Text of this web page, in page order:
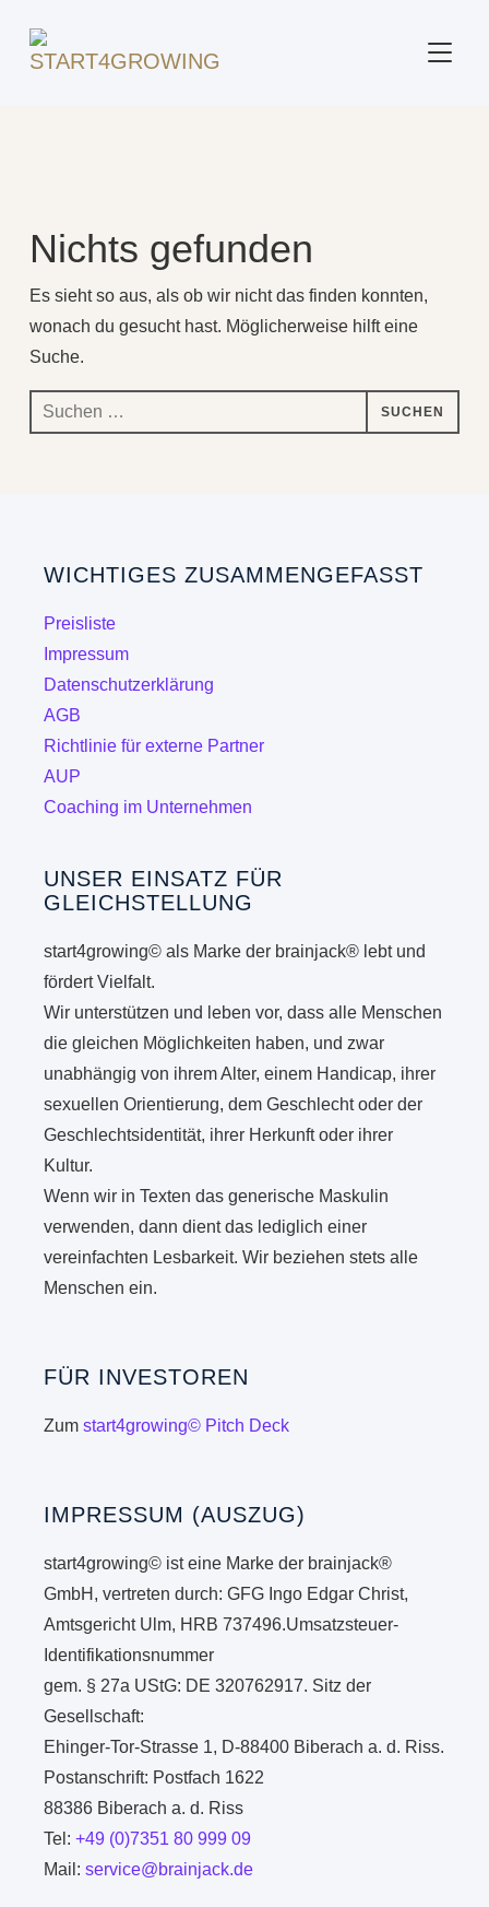
Nichts gefunden
Es sieht so aus, als ob wir nicht das finden konnten,
wonach du gesucht hast. Möglicherweise hilft eine
Suche.
Suchen
nach:
WICHTIGES ZUSAMMENGEFASST
Preisliste
Impressum
Datenschutzerklärung
AGB
Richtlinie für externe Partner
AUP
Coaching im Unternehmen
UNSER EINSATZ FÜR
GLEICHSTELLUNG
start4growing© als Marke der brainjack® lebt und
fördert Vielfalt.
Wir unterstützen und leben vor, dass alle Menschen
die gleichen Möglichkeiten haben, und zwar
unabhängig von ihrem Alter, einem Handicap, ihrer
sexuellen Orientierung, dem Geschlecht oder der
Geschlechtsidentität, ihrer Herkunft oder ihrer
Kultur.
Wenn wir in Texten das generische Maskulin
verwenden, dann dient das lediglich einer
vereinfachten Lesbarkeit. Wir beziehen stets alle
Menschen ein.
FÜR INVESTOREN
Zumstart4growing© Pitch Deck
IMPRESSUM (AUSZUG)
start4growing© ist eine Marke der brainjack®
GmbH, vertreten durch: GFG Ingo Edgar Christ,
Amtsgericht Ulm, HRB 737496.Umsatzsteuer-
Identifikationsnummer
gem. § 27a UStG: DE 320762917. Sitz der
Gesellschaft:
Ehinger-Tor-Strasse 1, D-88400 Biberach a. d. Riss.
Postanschrift: Postfach 1622
88386 Biberach a. d. Riss
Tel:+49 (0)7351 80 999 09
Mail:service@brainjack.de